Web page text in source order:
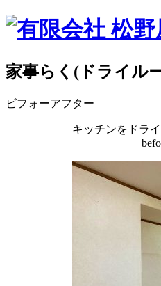
家事らく(ドライル
ビフォーアフター
キッチンをドラ